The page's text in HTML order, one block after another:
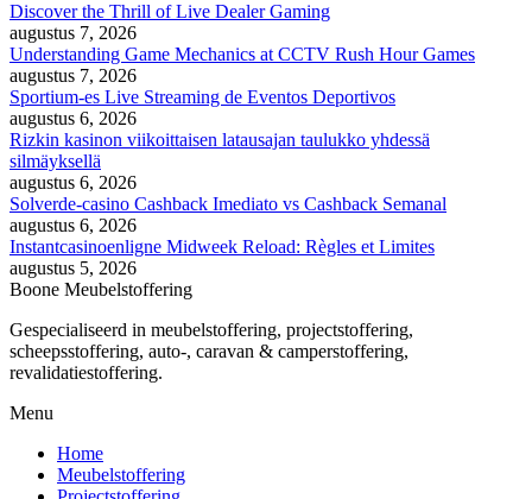
Discover the Thrill of Live Dealer Gaming
augustus 7, 2026
Understanding Game Mechanics at CCTV Rush Hour Games
augustus 7, 2026
Sportium-es Live Streaming de Eventos Deportivos
augustus 6, 2026
Rizkin kasinon viikoittaisen latausajan taulukko yhdessä
silmäyksellä
augustus 6, 2026
Solverde-casino Cashback Imediato vs Cashback Semanal
augustus 6, 2026
Instantcasinoenligne Midweek Reload: Règles et Limites
augustus 5, 2026
Boone Meubelstoffering
Gespecialiseerd in meubelstoffering, projectstoffering,
scheepsstoffering, auto-, caravan & camperstoffering,
revalidatiestoffering.
Menu
Home
Meubelstoffering